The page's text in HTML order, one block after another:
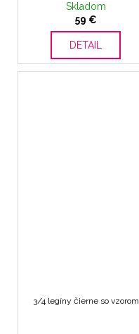
Skladom
59 €
DETAIL
3/4 legíny čierne so vzorom